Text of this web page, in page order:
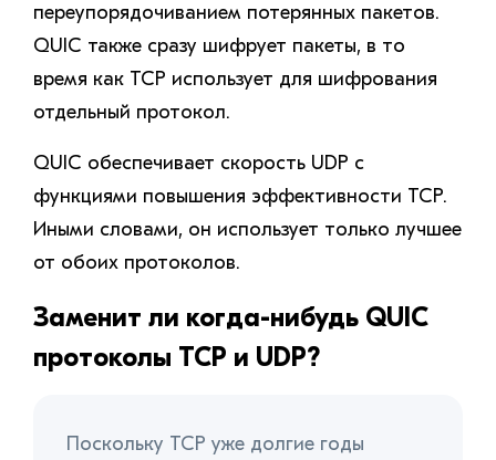
переупорядочиванием потерянных пакетов.
QUIC также сразу шифрует пакеты, в то
время как TCP использует для шифрования
отдельный протокол.
QUIC обеспечивает скорость UDP с
функциями повышения эффективности TCP.
Иными словами, он использует только лучшее
от обоих протоколов.
Заменит ли когда-нибудь QUIC
протоколы TCP и UDP?
Поскольку TCP уже долгие годы